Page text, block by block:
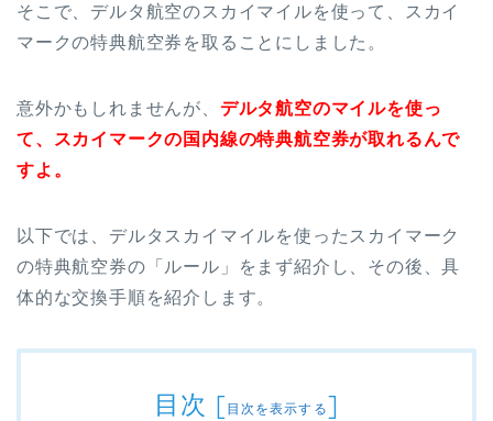
そこで、デルタ航空のスカイマイルを使って、スカイ
マークの特典航空券を取ることにしました。
意外かもしれませんが、 デルタ航空のマイルを使っ
て、スカイマークの国内線の特典航空券が取れるんで
すよ。
以下では、デルタスカイマイルを使ったスカイマーク
の特典航空券の「ルール」をまず紹介し、その後、具
体的な交換手順を紹介します。
目次 [目次を表示する]